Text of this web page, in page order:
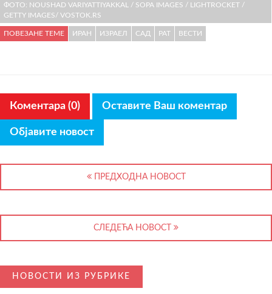
ФОТО: NOUSHAD VARIYATTIYAKKAL / SOPA IMAGES / LIGHTROCKET /
GETTY IMAGES/ VOSTOK.RS
ПОВЕЗАНЕ ТЕМЕ ИРАН ИЗРАЕЛ САД РАТ ВЕСТИ
Коментара (0) Оставите Ваш коментар
Објавите новост
ПРЕДХОДНА НОВОСТ
СЛЕДЕЋА НОВОСТ
НОВОСТИ ИЗ РУБРИКЕ